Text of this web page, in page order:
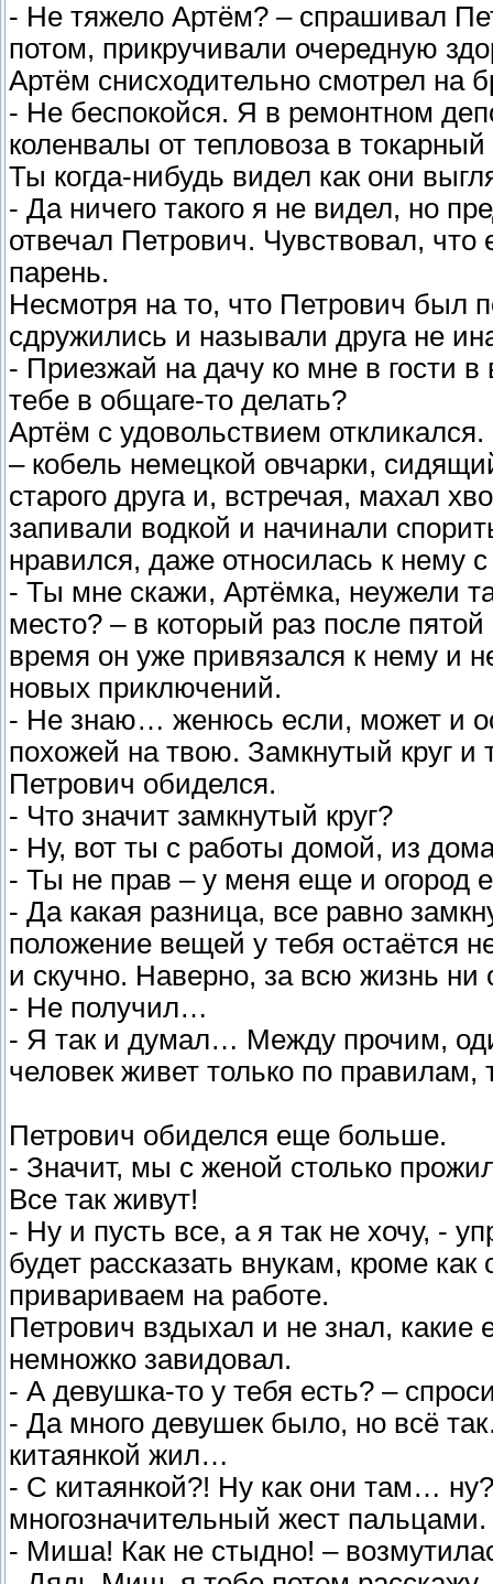
- Не тяжело Артём? – спрашивал
потом, прикручивали очередную
Артём снисходительно смотрел на
- Не беспокойся. Я в ремонтном
коленвалы от тепловоза в
Ты когда-нибудь видел как они
- Да ничего такого я не видел, но
отвечал Петрович. Чувствовал,
парень.
Несмотря на то, что Петрович был
сдружились и называли друга не
- Приезжай на дачу ко мне в гости
тебе в общаге-то делать?
Артём с удовольствием
– кобель немецкой овчарки,
старого друга и, встречая, махал
запивали водкой и начинали
нравился, даже относилась к нему
- Ты мне скажи, Артёмка, неужели
место? – в который раз после
время он уже привязался к нему и
новых приключений.
- Не знаю… женюсь если, может и
похожей на твою. Замкнутый круг
Петрович обиделся.
- Что значит замкнутый круг?
- Ну, вот ты с работы домой, из
- Ты не прав – у меня еще и огород
- Да какая разница, все равно
положение вещей у тебя остаётся
и скучно. Наверно, за всю жизнь ни
- Не получил…
- Я так и думал… Между прочим,
человек живет только по правилам,
Петрович обиделся еще больше.
- Значит, мы с женой столько
Все так живут!
- Ну и пусть все, а я так не хочу, -
будет рассказать внукам, кроме
привариваем на работе.
Петрович вздыхал и не знал,
немножко завидовал.
- А девушка-то у тебя есть? –
- Да много девушек было, но всё
китаянкой жил…
- С китаянкой?! Ну как они там…
многозначительный жест пальцами.
- Миша! Как не стыдно! –